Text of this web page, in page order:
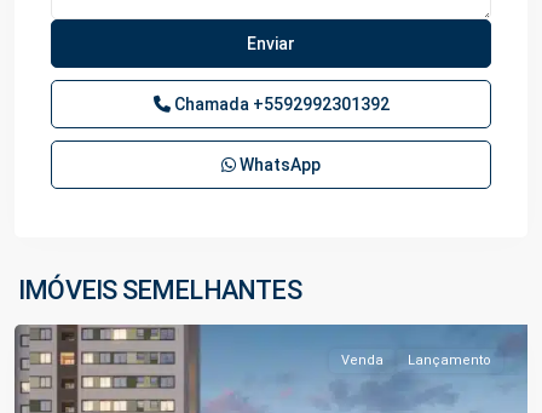
Chamada +5592992301392
WhatsApp
IMÓVEIS SEMELHANTES
Negra
Manaus
Venda Lançamento